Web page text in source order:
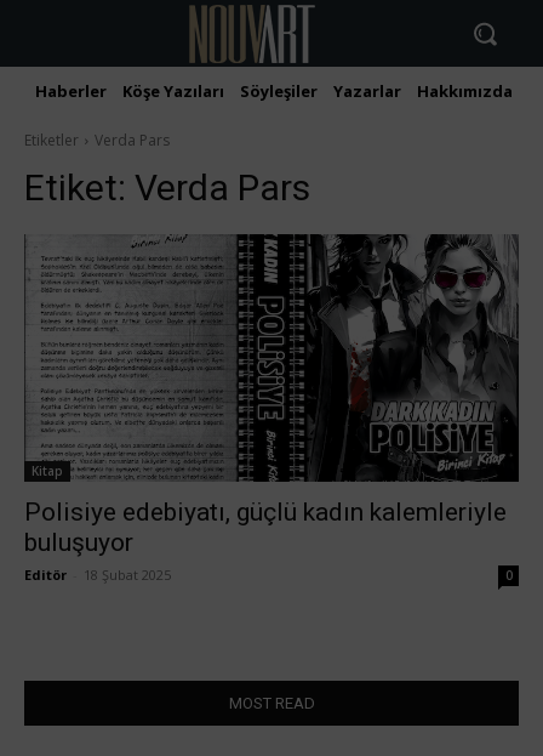
Haberler Köşe Yazıları Söyleşiler Yazarlar Hakkımızda
Etiketler Verda Pars
Etiket: Verda Pars
Kitap
Polisiye edebiyatı, güçlü kadın kalemleriyle
buluşuyor
Editör 18 Şubat 2025 0
MOST READ